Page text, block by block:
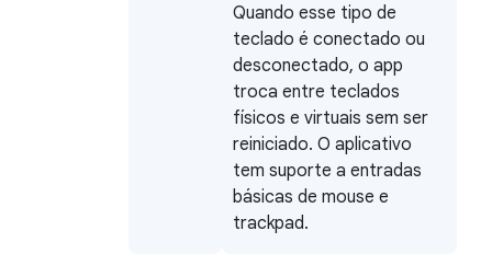
Quando esse tipo de
teclado é conectado ou
desconectado, o app
troca entre teclados
físicos e virtuais sem ser
reiniciado. O aplicativo
tem suporte a entradas
básicas de mouse e
trackpad.